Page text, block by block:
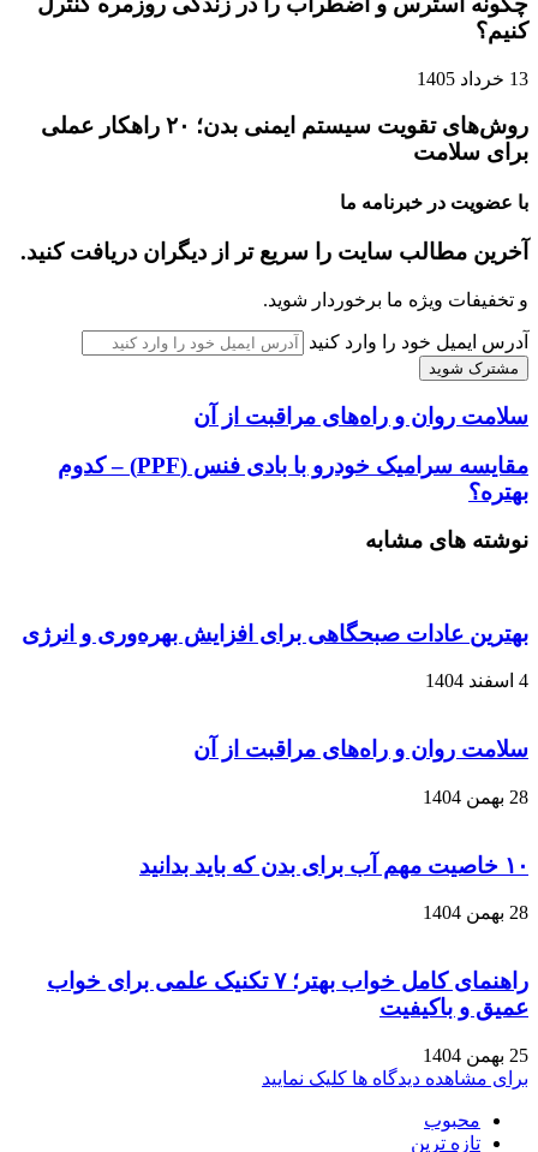
کنیم؟
13 خرداد 1405
روش‌های تقویت سیستم ایمنی بدن؛ ۲۰ راهکار عملی
برای سلامت
با عضویت در خبرنامه ما
آخرین مطالب سایت را سریع تر از دیگران دریافت کنید.
و تخفیفات ویژه ما برخوردار شوید.
آدرس ایمیل خود را وارد کنید
سلامت روان و راه‌های مراقبت از آن
مقایسه سرامیک خودرو با بادی فنس (PPF) – کدوم
بهتره؟
نوشته های مشابه
بهترین عادات صبحگاهی برای افزایش بهره‌وری و انرژی
4 اسفند 1404
سلامت روان و راه‌های مراقبت از آن
28 بهمن 1404
۱۰ خاصیت مهم آب برای بدن که باید بدانید
28 بهمن 1404
راهنمای کامل خواب بهتر؛ ۷ تکنیک علمی برای خواب
عمیق و باکیفیت
25 بهمن 1404
برای مشاهده دیدگاه ها کلیک نمایید
محبوب
تازه ترین